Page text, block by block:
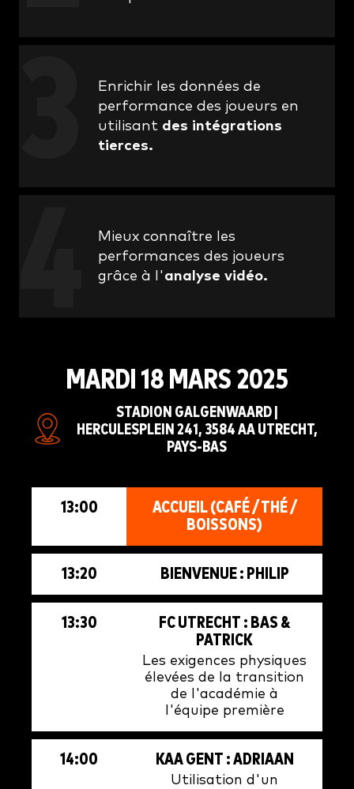
Enrichir les données de
performance des joueurs en
utilisant des intégrations
tierces.
Mieux connaître les
performances des joueurs
grâce à l'analyse vidéo.
MARDI 18 MARS 2025
STADION GALGENWAARD |
HERCULESPLEIN 241, 3584 AA UTRECHT,
PAYS-BAS
13:00
ACCUEIL (CAFÉ / THÉ /
BOISSONS)
13:20 BIENVENUE : PHILIP
13:30
FC UTRECHT : BAS &
PATRICK
Les exigences physiques
élevées de la transition
de l'académie à
l'équipe première
14:00 KAA GENT : ADRIAAN
Utilisation d'un